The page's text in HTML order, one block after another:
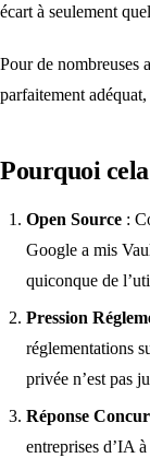
écart à seulement
Pour de nombreuses
parfaitement
Pourquoi
Open Source :
Google a mis
quiconque de
Pression
réglementations
privée n’est pas
Réponse
entreprises d’IA